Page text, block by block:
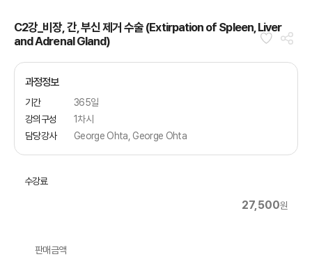
C2강_비장, 간, 부신 제거 수술 (Extirpation of Spleen, Liver
and Adrenal Gland)
과정정보
기간
365일
강의구성
1차시
담당강사
George Ohta, George Ohta
수강료
27,500원
판매금액